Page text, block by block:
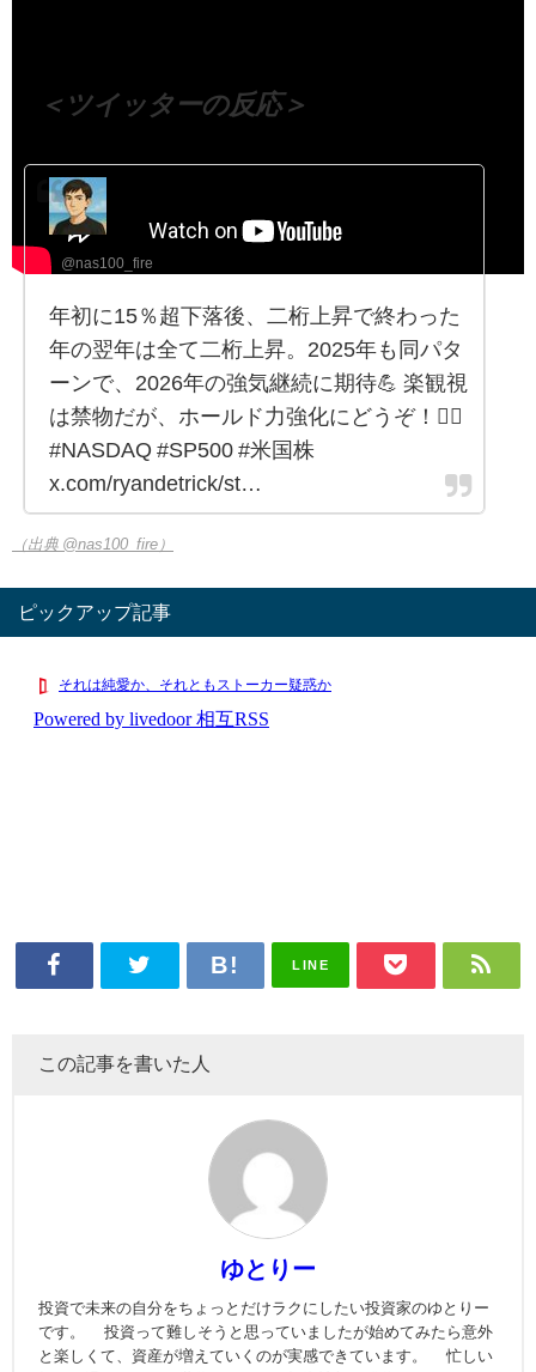
＜ツイッターの反応＞
@nas100_fire
年初に15％超下落後、二桁上昇で終わった
年の翌年は全て二桁上昇。2025年も同パタ
ーンで、2026年の強気継続に期待💪 楽観視
は禁物だが、ホールド力強化にどうぞ！🙋‍♂️
#NASDAQ #SP500 #米国株
x.com/ryandetrick/st…
（出典 @nas100_fire）
ピックアップ記事
LINE
この記事を書いた人
ゆとりー
投資で未来の自分をちょっとだけラクにしたい投資家のゆとりー
です。 投資って難しそうと思っていましたが始めてみたら意外
と楽しくて、資産が増えていくのが実感できています。 忙しい